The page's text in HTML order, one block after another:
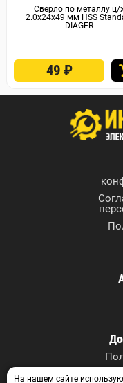
Сверло по металлу ц/
2.0х24х49 мм HSS
DIAGER
49₽
На нашем сайте